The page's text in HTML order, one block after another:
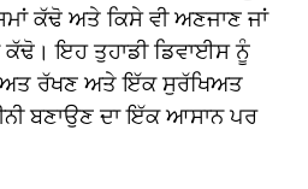
ਕੱਢੋ ਅਤੇ ਕਿਸੇ ਵੀ ਅਣਜਾਣ ਜਾਂ
ਇਹ ਤੁਹਾਡੀ ਡਿਵਾਈਸ ਨੂੰ
ਰੱਖਣ ਅਤੇ ਇੱਕ ਸੁਰੱਖਿਅਤ
ਬਣਾਉਣ ਦਾ ਇੱਕ ਆਸਾਨ ਪਰ